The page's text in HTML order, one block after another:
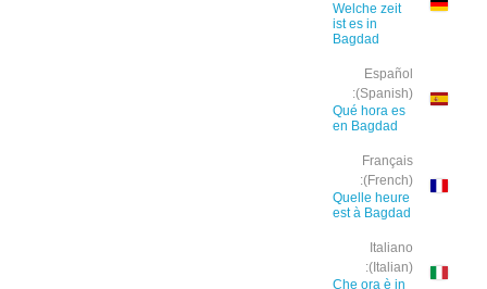
Welche zeit
ist es in
Bagdad
Español
(Spanish):
Qué hora es
en Bagdad
Français
(French):
Quelle heure
est à Bagdad
Italiano
(Italian):
Che ora è in